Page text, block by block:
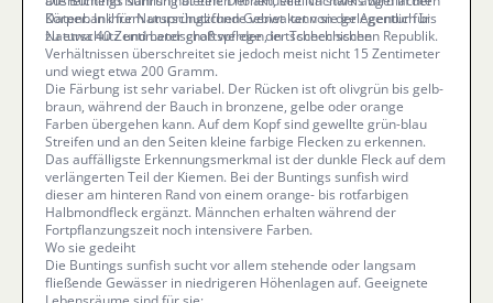
Datenbank für Naturschutzfunde verwaltet von der Agentur für
Naturschutz und Landschaftspflege der Tschechischen Republik.
Körper. In ihrem ursprünglichen Gebiet kann sie gelegentlich bis
zu etwa 40 Zentimeter groß werden, in tschechischen
Verhältnissen überschreitet sie jedoch meist nicht 15 Zentimeter
und wiegt etwa 200 Gramm.
Die Färbung ist sehr variabel. Der Rücken ist oft olivgrün bis gelb-
braun, während der Bauch in bronzene, gelbe oder orange
Farben übergehen kann. Auf dem Kopf sind gewellte grün-blau
Streifen und an den Seiten kleine farbige Flecken zu erkennen.
Das auffälligste Erkennungsmerkmal ist der dunkle Fleck auf dem
verlängerten Teil der Kiemen. Bei der Buntings sunfish wird
dieser am hinteren Rand von einem orange- bis rotfarbigen
Halbmondfleck ergänzt. Männchen erhalten während der
Fortpflanzungszeit noch intensivere Farben.
Wo sie gedeiht
Die Buntings sunfish sucht vor allem stehende oder langsam
fließende Gewässer in niedrigeren Höhenlagen auf. Geeignete